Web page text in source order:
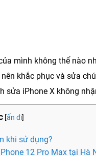
mình không thể nào
khắc phục và sửa
sửa iPhone X không
[ẩn đi]
khi sử dụng?
12 Pro Max tại Hà